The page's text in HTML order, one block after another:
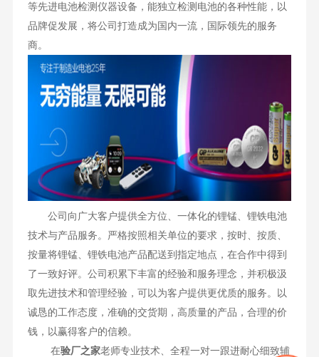
等先进电池检测仪器设备，能独立检测电池的各种性能，以
品牌促发展，将公司打造成为国内一流，国际领先的服务
商。
公司向广大客户提供全方位、一体化的锂锰、锂铁电池
技术与产品服务。严格按照相关单位的要求，按时、按质、
按量将锂锰、锂铁电池产品配送到指定地点，在合作中得到
了一致好评。公司积累下丰富的经验和服务理念，并积极汲
取先进技术和管理经验，可以为客户提供更优质的服务。以
诚恳的工作态度，准确的交货期，高质量的产品，合理的价
钱，以赢得客户的信赖。
在验厂之家老师专业技术、全程一对一跟进耐心细致辅